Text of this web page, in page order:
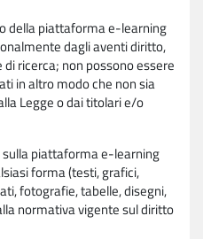
della piattaforma e-learning
dagli aventi diritto,
ricerca; non possono essere
in altro modo che non sia
Legge o dai titolari e/o
piattaforma e-learning
forma (testi, grafici,
fotografie, tabelle, disegni,
normativa vigente sul diritto